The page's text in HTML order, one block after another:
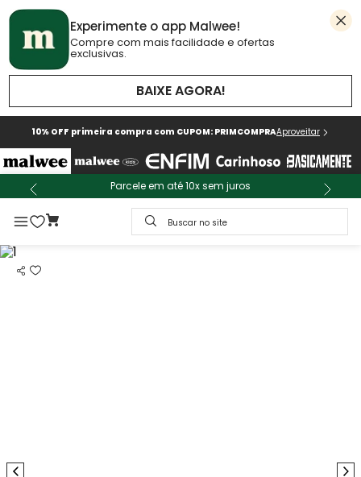
Experimente o app Malwee!
Compre com mais facilidade e ofertas
exclusivas.
BAIXE AGORA!
10% OFF primeira compra com CUPOM: PRIMCOMPRAAproveitar
Parcele em até 10x sem juros
Buscar no site